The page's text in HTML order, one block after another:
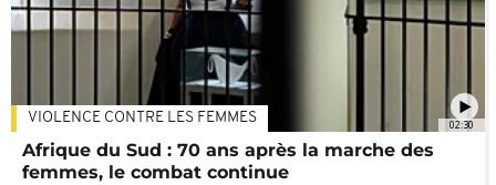
02:30
VIOLENCE CONTRE LES FEMMES
Afrique du Sud : 70 ans après la marche des
femmes, le combat continue